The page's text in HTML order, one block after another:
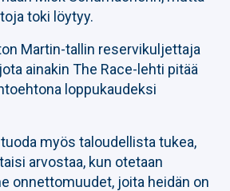
toki löytyy.
Martin-tallin reservikuljettaja
ainakin The Race-lehti pitää
loppukaudeksi
myös taloudellista tukea,
arvostaa, kun otetaan
onnettomuudet, joita heidän on